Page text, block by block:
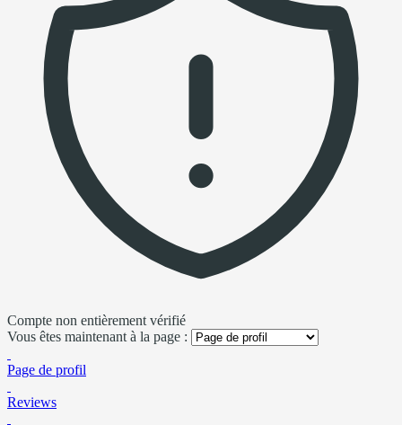
Compte non entièrement vérifié
Vous êtes maintenant à la page :
Page de profil
Reviews